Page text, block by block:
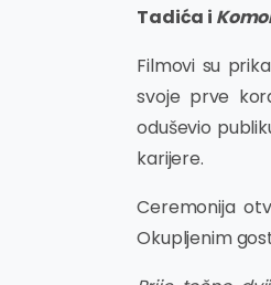
Tadića i
Filmovi su
svoje prve
oduševio
karijere.
Ceremonija
Okupljenim